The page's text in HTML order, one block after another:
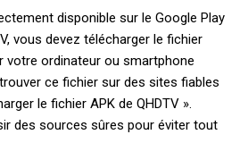
disponible sur le Google Play
vous devez télécharger le fichier
votre ordinateur ou smartphone
ce fichier sur des sites fiables
le fichier APK de QHDTV ».
des sources sûres pour éviter tout